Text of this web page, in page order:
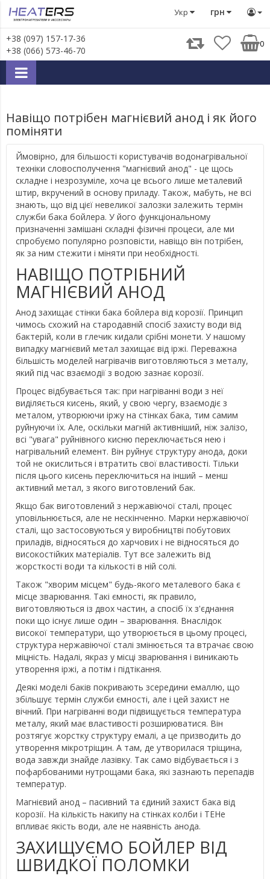
грн
Укр
+38 (097) 157-17-36
+38 (066) 573-46-70
0
Блог Новини Навіщо потрібен магнієвий
Навіщо потрібен магнієвий анод і як його
поміняти
Ймовірно, для більшості користувачів водонагрівальної
техніки словосполучення "магнієвий анод" - це щось
складне і незрозуміле, хоча це всього лише металевий
штир, вкручений в основу приладу. Також, мабуть, не всі
знають, що від цієї невеликої залозки залежить термін
служби бака бойлера. У його функціональному
призначенні замішані складні фізичні процеси, але ми
спробуємо популярно розповісти, навіщо він потрібен,
як за ним стежити і міняти при необхідності.
НАВІЩО ПОТРІБНИЙ
МАГНІЄВИЙ АНОД
Анод захищає стінки бака бойлера від корозії. Принцип
чимось схожий на стародавній спосіб захисту води від
бактерій, коли в глечик кидали срібні монети. У нашому
випадку магнієвий метал захищає від іржі. Переважна
більшість моделей нагрівачів виготовляються з металу,
який під час взаємодії з водою зазнає корозії.
Процес відбувається так: при нагріванні води з неї
виділяється кисень, який, у свою чергу, взаємодіє з
металом, утворюючи іржу на стінках бака, тим самим
руйнуючи їх. Але, оскільки магній активніший, ніж залізо,
всі "увага" руйнівного кисню переключається нею і
нагрівальний елемент. Він руйнує структуру анода, доки
той не окислиться і втратить свої властивості. Тільки
після цього кисень переключиться на інший – менш
активний метал, з якого виготовлений бак.
Якщо бак виготовлений з нержавіючої сталі, процес
уповільнюється, але не нескінченно. Марки нержавіючої
сталі, що застосовуються у виробництві побутових
приладів, відносяться до харчових і не відносяться до
високостійких матеріалів. Тут все залежить від
жорсткості води та кількості в ній солі.
Також "хворим місцем" будь-якого металевого бака є
місце зварювання. Такі ємності, як правило,
виготовляються із двох частин, а спосіб їх з'єднання
поки що існує лише один – зварювання. Внаслідок
високої температури, що утворюється в цьому процесі,
структура нержавіючої сталі змінюється та втрачає свою
міцність. Надалі, якраз у місці зварювання і виникають
утворення іржі, а потім і підтікання.
Деякі моделі баків покривають зсередини емаллю, що
збільшує термін служби ємності, але і цей захист не
вічний. При нагріванні води підвищується температура
металу, який має властивості розширюватися. Він
розтягує жорстку структуру емалі, а це призводить до
утворення мікротріщин. А там, де утворилася тріщина,
вода завжди знайде лазівку. Так само відбувається і з
пофарбованими нутрощами бака, які зазнають перепадів
температур.
Магнієвий анод – пасивний та єдиний захист бака від
корозії. На кількість накипу на стінках колби і ТЕНе
впливає якість води, але не наявність анода.
ЗАХИЩУЄМО БОЙЛЕР ВІД
ШВИДКОЇ ПОЛОМКИ